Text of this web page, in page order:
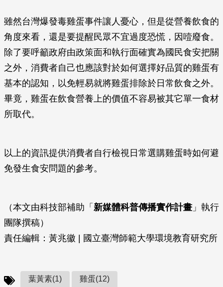
雖然台灣爆發毒雞蛋事件讓人憂心，但是從營養飲食的
角度來看，還是要提醒民眾不宜過度恐慌，因噎廢食。
除了要呼籲政府由政策面和執行面確實為國民食安把關
之外，消費者自己也應該對於如何選擇好品質的雞蛋有
基本的認知，以免輕易就將雞蛋排除於日常飲食之外。
畢竟，雞蛋在飲食營養上的價值不容易被其它單一食材
所取代。
以上的資訊提供消費者自行檢視日常選購雞蛋時如何避
免發生食安問題的參考。
（本文由科技部補助「 新媒體科普傳播實作計畫 」執行
團隊撰稿）
責任編輯：黃兆徽 | 國立臺灣師範大學環境教育研究所
葉黃素(1) 雞蛋(12)